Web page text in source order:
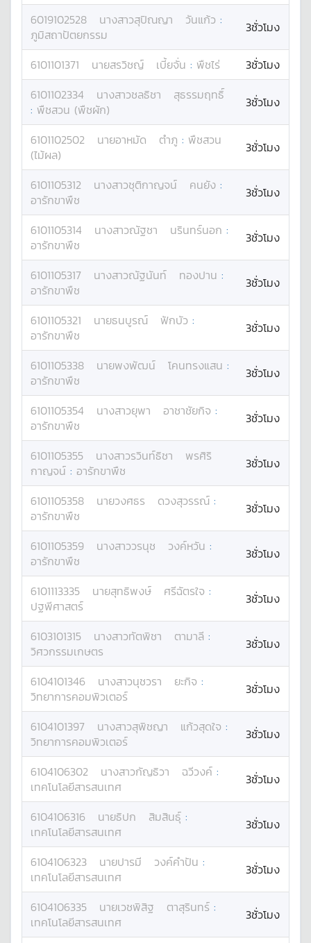
6019102528 นางสาวสุปิณญา วันแก้ว :
ภูมิสถาปัตยกรรม
3ชั่วโมง
6101101371 นายสรวิชญ์ เบี้ยจั่น : พืชไร่
3ชั่วโมง
6101102334
นางสาวชลธิชา
สุธรรมฤทธิ์
: พืชสวน (พืชผัก) 3ชั่วโมง
6101102502 นายอาหมัด ตำภู : พืชสวน
(ไม้ผล)
3ชั่วโมง
6101105312 นางสาวชุติกาญจน์ คนยัง :
อารักขาพืช
3ชั่วโมง
6101105314 นางสาวณัฐชา นรินทร์นอก :
อารักขาพืช
3ชั่วโมง
6101105317 นางสาวณัฐนันท์ ทองปาน :
อารักขาพืช
3ชั่วโมง
6101105321 นายธนบูรณ์ ฟักบัว :
อารักขาพืช
3ชั่วโมง
6101105338 นายพงพัฒน์ โคนทรงแสน :
อารักขาพืช
3ชั่วโมง
6101105354 นางสาวยุพา อาชาชัยกิจ :
อารักขาพืช
3ชั่วโมง
6101105355 นางสาวรวินท์ธิชา
พรศิริ
กาญจน์ : อารักขาพืช 3ชั่วโมง
6101105358 นายวงศธร ดวงสุวรรณ์ :
อารักขาพืช
3ชั่วโมง
6101105359 นางสาววรนุช วงค์หวัน :
อารักขาพืช
3ชั่วโมง
6101113335 นายสุทธิพงษ์ ศรีฉัตรใจ :
ปฐพีศาสตร์
3ชั่วโมง
6103101315 นางสาวทัตพิชา ตามาลี :
วิศวกรรมเกษตร
3ชั่วโมง
6104101346 นางสาวนุชวรา ยะกิจ :
วิทยาการคอมพิวเตอร์
3ชั่วโมง
6104101397 นางสาวสุพิชญา แก้วสุดใจ :
วิทยาการคอมพิวเตอร์
3ชั่วโมง
6104106302 นางสาวกัญธิวา ฉวีวงค์ :
เทคโนโลยีสารสนเทศ
3ชั่วโมง
6104106316 นายธิปก สิมสินธุ์ :
เทคโนโลยีสารสนเทศ
3ชั่วโมง
6104106323 นายปารมี วงค์คำปัน :
เทคโนโลยีสารสนเทศ
3ชั่วโมง
6104106335 นายเวชพิสิฐ ตาสุรินทร์ :
เทคโนโลยีสารสนเทศ
3ชั่วโมง